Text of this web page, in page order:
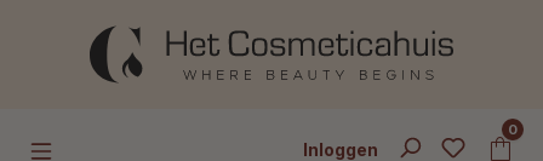
Ga naar de hoofdinhoud
Inloggen
0